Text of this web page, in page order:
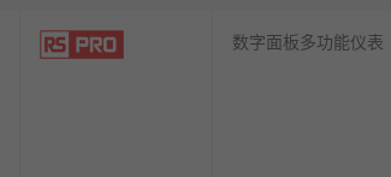
数字面板多功能仪表